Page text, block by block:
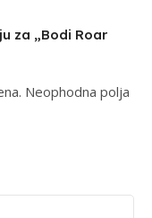
za „Bodi Roar
Neophodna polja